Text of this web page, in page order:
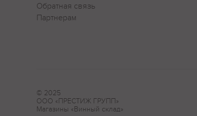
Обратная связь
Партнерам
© 2025
ООО «ПРЕСТИЖ ГРУПП»
Магазины «Винный склад»